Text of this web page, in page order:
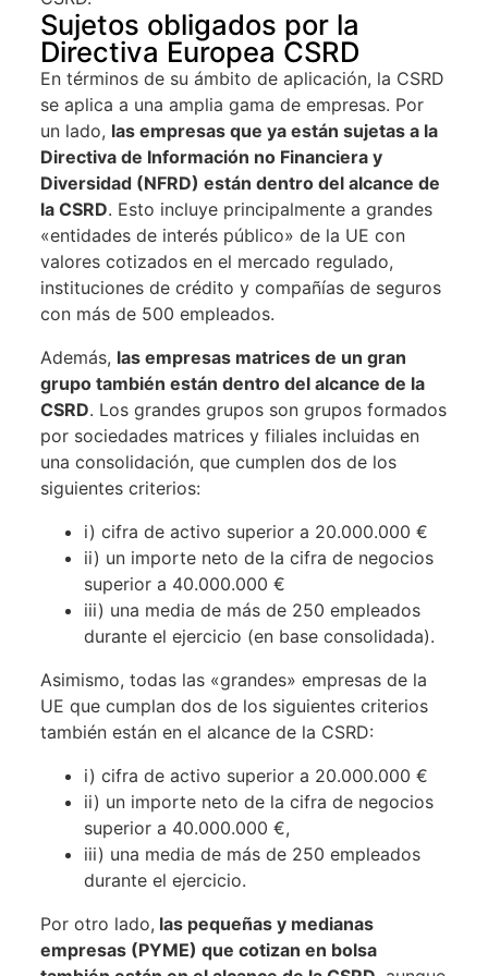
Sujetos obligados por la
Directiva Europea CSRD
En términos de su ámbito de aplicación, la CSRD
se aplica a una amplia gama de empresas. Por
un lado, las empresas que ya están sujetas a la
Directiva de Información no Financiera y
Diversidad (NFRD) están dentro del alcance de
la CSRD. Esto incluye principalmente a grandes
«entidades de interés público» de la UE con
valores cotizados en el mercado regulado,
instituciones de crédito y compañías de seguros
con más de 500 empleados.
Además, las empresas matrices de un gran
grupo también están dentro del alcance de la
CSRD. Los grandes grupos son grupos formados
por sociedades matrices y filiales incluidas en
una consolidación, que cumplen dos de los
siguientes criterios:
i) cifra de activo superior a 20.000.000 €
ii) un importe neto de la cifra de negocios
superior a 40.000.000 €
iii) una media de más de 250 empleados
durante el ejercicio (en base consolidada).
Asimismo, todas las «grandes» empresas de la
UE que cumplan dos de los siguientes criterios
también están en el alcance de la CSRD:
i) cifra de activo superior a 20.000.000 €
ii) un importe neto de la cifra de negocios
superior a 40.000.000 €,
iii) una media de más de 250 empleados
durante el ejercicio.
Por otro lado, las pequeñas y medianas
empresas (PYME) que cotizan en bolsa